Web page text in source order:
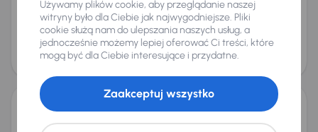
od 336 zł 53 500 zł
Najniższa cena z 30 dni przed
obniżką
57 500 zł
Cena po obniżce
56 500 zł
Mercedes-Benz C 200 4MATIC
Używamy plików cookie, aby przeglądanie naszej
witryny było dla Ciebie jak najwygodniejsze. Pliki
cookie służą nam do ulepszania naszych usług, a
jednocześnie możemy lepiej oferować Ci treści, które
mogą być dla Ciebie interesujące i przydatne.
Zaakceptuj wszystko